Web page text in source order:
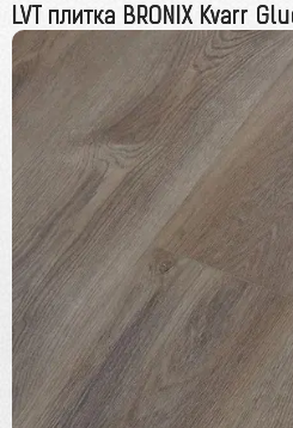
Паркет
Кварцвинил
Пробка
Ламинат
Плинтус
Паркетная химия
Масла и краски
Инструмент и расходные
LVT плитка BRONIX Kvarr